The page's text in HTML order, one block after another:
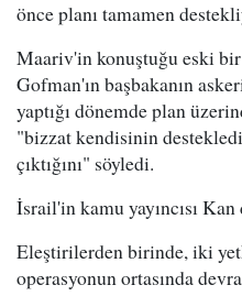
önce planı tamamen
Maariv'in konuştuğu eski
Gofman'ın başbakanın
yaptığı dönemde plan
"bizzat kendisinin
çıktığını" söyledi.
İsrail'in kamu yayıncısı
Eleştirilerden birinde, iki
operasyonun ortasında